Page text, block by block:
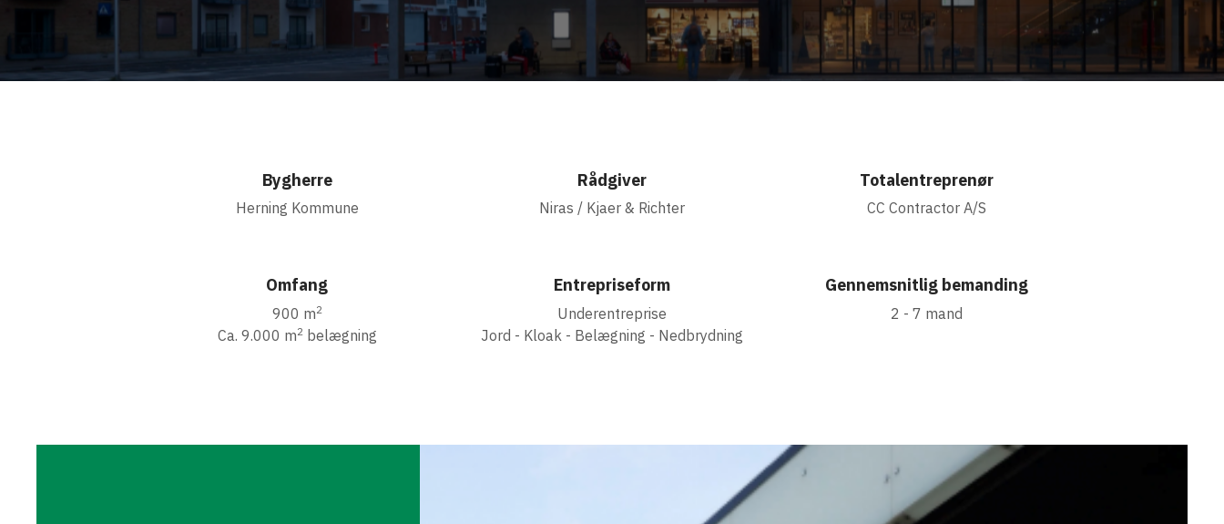
Bygherre
Herning Kommune
Rådgiver
Niras / Kjaer & Richter
Totalentreprenør
CC Contractor A/S
Omfang
900 m2
Ca. 9.000 m2belægning
Entrepriseform
Underentreprise
Jord - Kloak - Belægning - Nedbrydning
Gennemsnitlig bemanding
2 - 7 mand